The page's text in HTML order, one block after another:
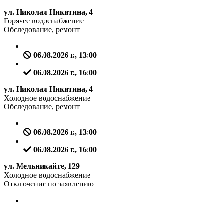
ул. Николая Никитина, 4
Горячее водоснабжение
Обследование, ремонт
06.08.2026 г., 13:00
06.08.2026 г., 16:00
ул. Николая Никитина, 4
Холодное водоснабжение
Обследование, ремонт
06.08.2026 г., 13:00
06.08.2026 г., 16:00
ул. Мельникайте, 129
Холодное водоснабжение
Отключение по заявлению